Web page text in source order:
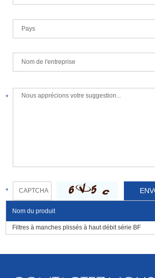
*
*
Nom du produit
Filtres à manches plissés à haut débit série BF